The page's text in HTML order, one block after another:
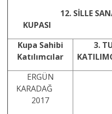
12. SİLLE SANAT
KUPASI
Kupa Sahibi
Katılımcılar
3.
ERGÜN
KARADAĞ
2017